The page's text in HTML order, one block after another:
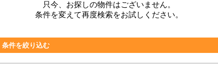
只今、お探しの物件はございません。
条件を変えて再度検索をお試しください。
条件を絞り込む